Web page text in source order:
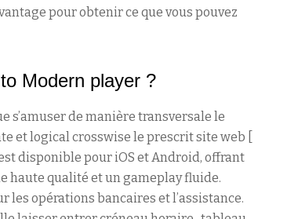
pour obtenir ce que vous pouvez
Modern player ?
s’amuser de manière transversale le
et logical crosswise le prescrit site web [
disponible pour iOS et Android, offrant
haute qualité et un gameplay fluide.
les opérations bancaires et l’assistance.